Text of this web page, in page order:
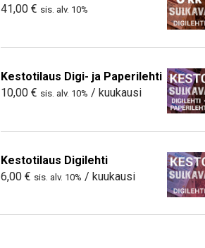
41,00 € sis. alv. 10%
Kestotilaus Digi- ja Paperilehti
10,00 € sis. alv. 10% / kuukausi
Kestotilaus Digilehti
6,00 € sis. alv. 10% / kuukausi